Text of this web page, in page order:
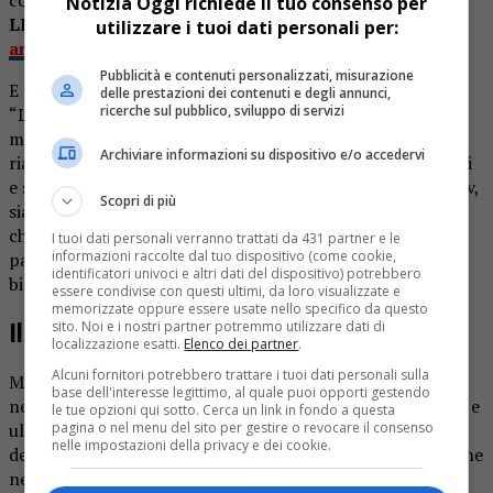
LEGGI ANCHE:Il grande Motocross a Maggiora:
arrivano i Campionati italiani
E alle 11 di domani, domenica 17 settembre, ecco la
“Legends parade”, ovvero la parata delle leggende del
motocross per celebrare il decimo anniversario della
riapertura dell’impianto. Sarà caccia, dunque, ad autografi
e selfie. Il Gran Premio d’Italia verrà trasmesso anche in tv,
sia su Raisport che su Eurosport, anche in streaming. Per
chi no vuole perdersi la gara dal vivo, sul sito di Maggiora
park è ancora attiva la prevendita online, altrimenti i
biglietti saranno disponibili ai botteghini del circuito.
Il duello Cairoli-Pourcel
Ma tanti appassionati di motocross si sono divertiti già
nello scorso weekend a Maggiora, che ha ospitato la sesta e
ultima prova del campionato italiano epoca. Grande star
del weekend il pluricampione mondiale Antonio Cairoli, che
nella categoria Evo Elite in sella alla sua Ktm 360 ha
utilizzare i tuoi dati personali per:
Pubblicità e contenuti personalizzati, misurazione
delle prestazioni dei contenuti e degli annunci,
ricerche sul pubblico, sviluppo di servizi
Archiviare informazioni su dispositivo e/o accedervi
Scopri di più
I tuoi dati personali verranno trattati da 431 partner e le
informazioni raccolte dal tuo dispositivo (come cookie,
identificatori univoci e altri dati del dispositivo) potrebbero
essere condivise con questi ultimi, da loro visualizzate e
memorizzate oppure essere usate nello specifico da questo
sito. Noi e i nostri partner potremmo utilizzare dati di
localizzazione esatti. Elenco dei partner.
Alcuni fornitori potrebbero trattare i tuoi dati personali sulla
base dell'interesse legittimo, al quale puoi opporti gestendo
le tue opzioni qui sotto. Cerca un link in fondo a questa
pagina o nel menu del sito per gestire o revocare il consenso
nelle impostazioni della privacy e dei cookie.